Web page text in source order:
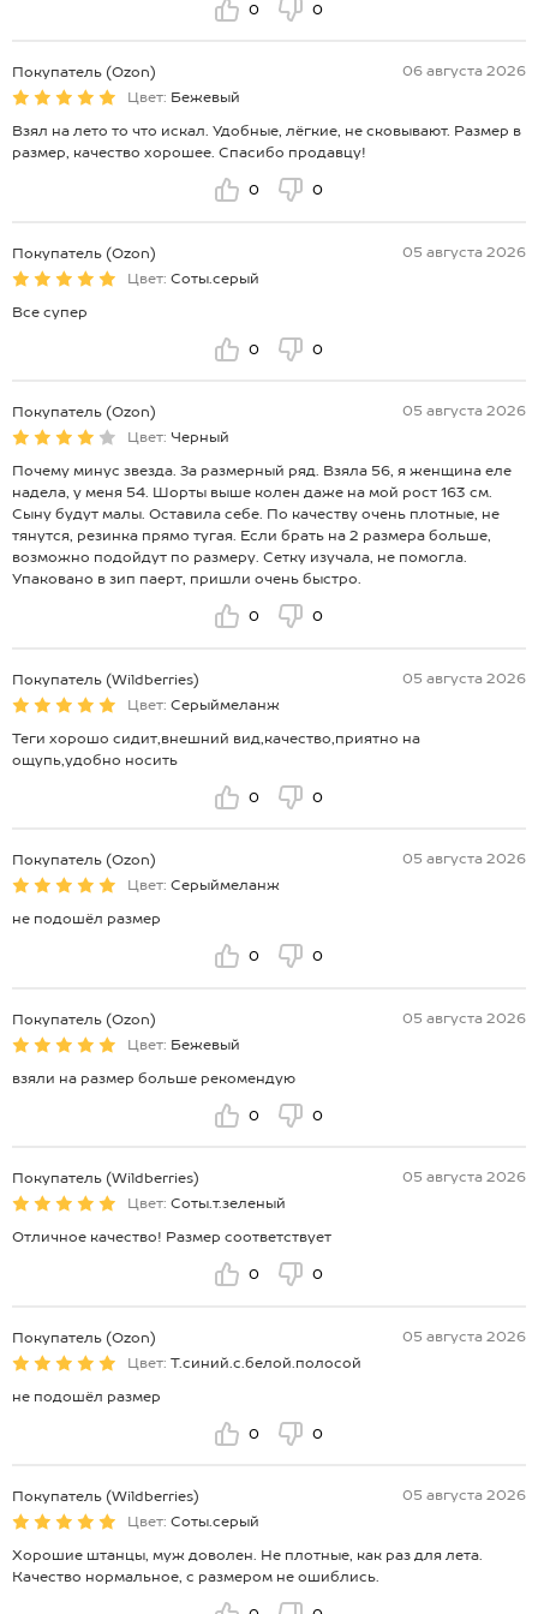
0 0
Покупатель (Ozon)
06 августа 2026
Цвет: Бежевый
Взял на лето то что искал. Удобные, лёгкие, не сковывают. Размер в
размер, качество хорошее. Спасибо продавцу!
0 0
Покупатель (Ozon)
05 августа 2026
Цвет: Соты.серый
Все супер
0 0
Покупатель (Ozon)
05 августа 2026
Цвет: Черный
Почему минус звезда. За размерный ряд. Взяла 56, я женщина еле
надела, у меня 54. Шорты выше колен даже на мой рост 163 см.
Сыну будут малы. Оставила себе. По качеству очень плотные, не
тянутся, резинка прямо тугая. Если брать на 2 размера больше,
возможно подойдут по размеру. Сетку изучала, не помогла.
Упаковано в зип паерт, пришли очень быстро.
0 0
Покупатель (Wildberries)
05 августа 2026
Цвет: Серыймеланж
Теги хорошо сидит,внешний вид,качество,приятно на
ощупь,удобно носить
0 0
Покупатель (Ozon)
05 августа 2026
Цвет: Серыймеланж
не подошёл размер
0 0
Покупатель (Ozon)
05 августа 2026
Цвет: Бежевый
взяли на размер больше рекомендую
0 0
Покупатель (Wildberries)
05 августа 2026
Цвет: Соты.т.зеленый
Отличное качество! Размер соответствует
0 0
Покупатель (Ozon)
05 августа 2026
Цвет: Т.синий.с.белой.полосой
не подошёл размер
0 0
Покупатель (Wildberries)
05 августа 2026
Цвет: Соты.серый
Хорошие штанцы, муж доволен. Не плотные, как раз для лета.
Качество нормальное, с размером не ошиблись.